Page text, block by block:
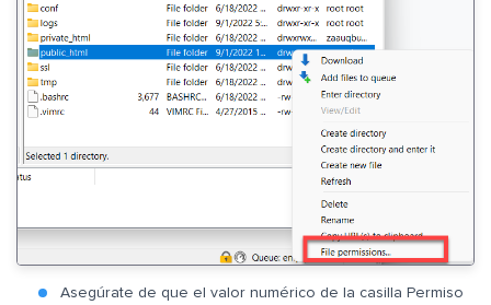
Asegúrate de que el valor numérico de la casilla Permiso